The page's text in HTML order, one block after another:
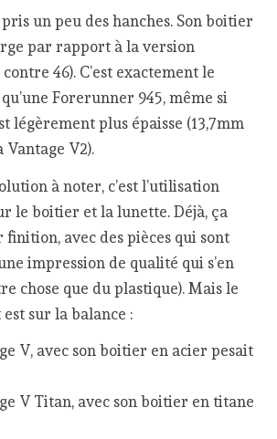
un peu des hanches. Son boitier
par rapport à la version
46). C’est exactement le
Forerunner 945, même si
légèrement plus épaisse (13,7mm
Vantage V2).
à noter, c’est l’utilisation
le boitier et la lunette. Déjà, ça
finition, avec des pièces qui sont
impression de qualité qui s’en
chose que du plastique). Mais le
sur la balance :
V, avec son boitier en acier pesait
V Titan, avec son boitier en titane